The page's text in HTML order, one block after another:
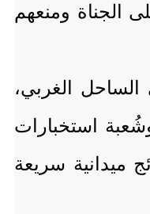
الجناة ومنعهم
الغربي،
استخبارات
ميدانية سريعة